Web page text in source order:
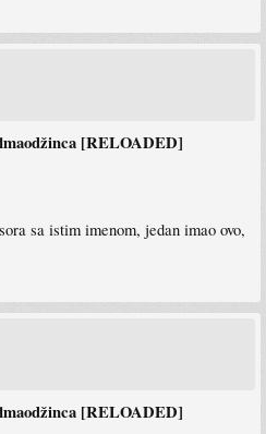
[RELOADED]
sa istim imenom, jedan imao ovo,
[RELOADED]